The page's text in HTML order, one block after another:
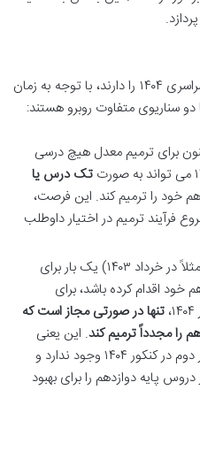
داوطلبانی که قصد شرکت در کنکور سراسری ۱۴۰۴ را دارند، با توجه به زمان
دو سناریوی متفاوت روبرو هستند:
برای ترمیم معدل هیچ درسی
تک درس یا
خود را ترمیم کند. این فرصت،
فرآیند ترمیم در اختیار داوطلب
اگر داوطلبی قبلاً (مثلاً در خرداد ۱۴۰۳) یک بار برای
اقدام کرده باشد، برای
تنها در صورتی مجاز است که
را مجدداً ترمیم کند. این یعنی
امکان ترمیم تک درس برای بار دوم در کنکور ۱۴۰۴ وجود ندارد و
پایه دوازدهم را برای بهبود